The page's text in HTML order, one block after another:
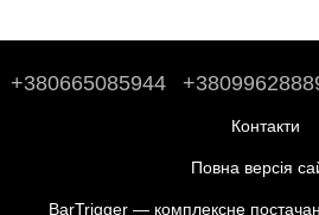
+380665085944
Контакти
Повна версія
BarTrigger — комплексне